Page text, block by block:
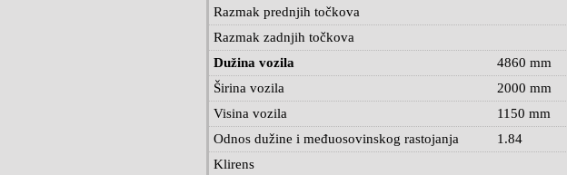
Razmak prednjih točkova
Razmak zadnjih točkova
4860 mm
Dužina vozila
2000 mm
Širina vozila
1150 mm
Visina vozila
1.84
Odnos dužine i međuosovinskog rastojanja
Klirens